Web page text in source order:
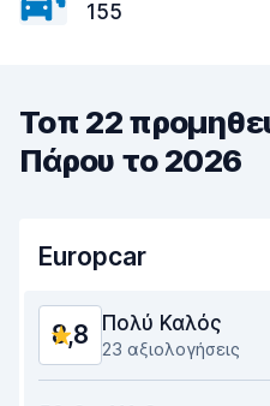
155
Τοπ 22
Πάρου το 2026
Europcar
8,8 Πολύ Καλός
23 αξιολογήσεις